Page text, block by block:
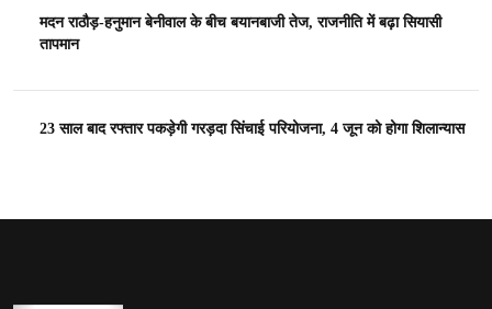
मदन राठौड़-हनुमान बेनीवाल के बीच बयानबाजी तेज, राजनीति में बढ़ा सियासी
तापमान
23 साल बाद रफ्तार पकड़ेगी गरड़दा सिंचाई परियोजना, 4 जून को होगा शिलान्यास